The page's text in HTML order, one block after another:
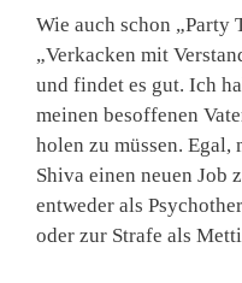
Wie auch schon „Party
„Verkacken mit
und findet es gut. Ich
meinen besoffenen
holen zu müssen.
Shiva einen neuen Job
entweder als
oder zur Strafe als